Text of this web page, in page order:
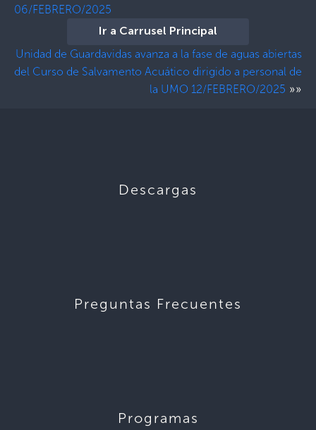
06/FEBRERO/2025
Ir a Carrusel Principal
Unidad de Guardavidas avanza a la fase de aguas abiertas
del Curso de Salvamento Acuático dirigido a personal de
la UMO 12/FEBRERO/2025 »»
Descargas
Preguntas Frecuentes
Programas